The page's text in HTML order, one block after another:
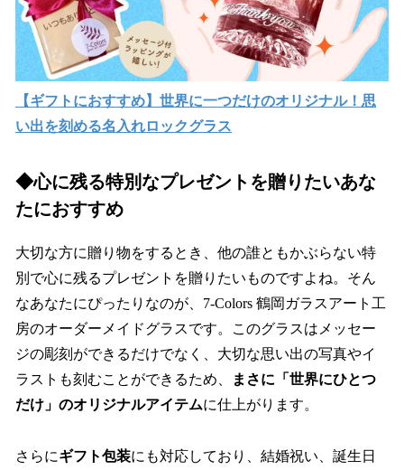
【ギフトにおすすめ】世界に一つだけのオリジナル！思
い出を刻める名入れロックグラス
◆心に残る特別なプレゼントを贈りたいあな
たにおすすめ
大切な方に贈り物をするとき、他の誰ともかぶらない特
別で心に残るプレゼントを贈りたいものですよね。そん
なあなたにぴったりなのが、7-Colors 鶴岡ガラスアート工
房のオーダーメイドグラスです。このグラスはメッセー
ジの彫刻ができるだけでなく、大切な思い出の写真やイ
ラストも刻むことができるため、
まさに「世界にひとつ
だけ」のオリジナルアイテムに仕上がります。
さらにギフト包装にも対応しており、結婚祝い、誕生日